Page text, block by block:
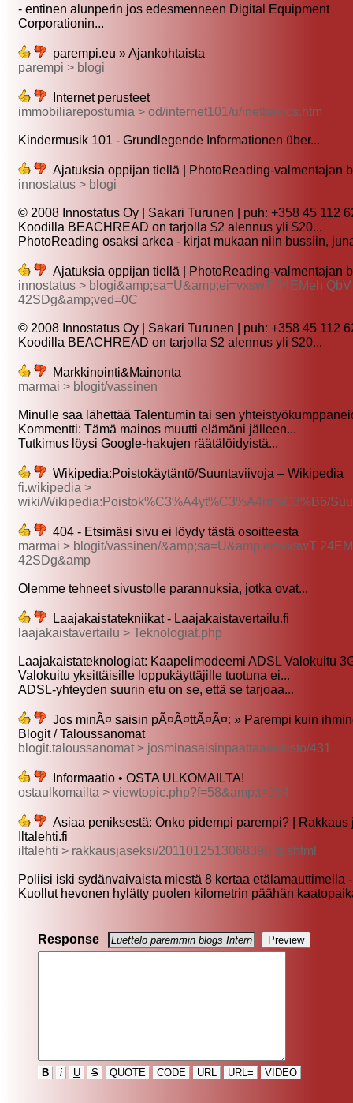
- entinen alunperin jos edesmenneen Digital Equipment
Corporationin...
parempi.eu » Ajankohtaista
parempi > blogi
Internet perusteet
immobiliarepostumia > od/internet101/u/inetbasics.htm
Kindermusik 101 - Grundlegende Informationen über...
Ajatuksia oppijan tiellä | PhotoReading-valmentajan
innostatus > blogi
© 2008 Innostatus Oy | Sakari Turunen | puh: +358 45 112
Koodilla BEACHREAD on tarjolla $2 alennus yli $20...
PhotoReading osaksi arkea - kirjat mukaan niin bussiin,
Ajatuksia oppijan tiellä | PhotoReading-valmentajan
innostatus > blogi&amp;sa=U&amp;ei=vxswT 24EMeh QbV
42SDg&amp;ved=0C
© 2008 Innostatus Oy | Sakari Turunen | puh: +358 45 112
Koodilla BEACHREAD on tarjolla $2 alennus yli $20...
Markkinointi&Mainonta
marmai > blogit/vassinen
Minulle saa lähettää Talentumin tai sen
Kommentti: Tämä mainos muutti elämäni jälleen...
Tutkimus löysi Google-hakujen räätälöidyistä...
Wikipedia:Poistokäytäntö/Suuntaviivoja – Wikipedia
fi.wikipedia >
wiki/Wikipedia:Poistok%C3%A4yt%C3%A4nt%C3%B6/
404 - Etsimäsi sivu ei löydy tästä osoitteesta
marmai > blogit/vassinen/&amp;sa=U&amp;ei=vxswT
42SDg&amp
Olemme tehneet sivustolle parannuksia, jotka ovat...
Laajakaistatekniikat - Laajakaistavertailu.fi
laajakaistavertailu > Teknologiat.php
Laajakaistateknologiat: Kaapelimodeemi ADSL Valokuitu
Valokuitu yksittäisille loppukäyttäjille tuotuna ei...
ADSL-yhteyden suurin etu on se, että se tarjoaa...
Jos minÃ¤ saisin pÃ¤Ã¤ttÃ¤Ã¤: » Parempi kuin
Blogit / Taloussanomat
blogit.taloussanomat > josminasaisinpaattaa/arkisto/431
Informaatio • OSTA ULKOMAILTA!
ostaulkomailta > viewtopic.php?f=58&amp;t=354
Asiaa peniksestä: Onko pidempi parempi? | Rakkaus
Iltalehti.fi
iltalehti > rakkausjaseksi/2011012513068398 lz.shtml
Poliisi iski sydänvaivaista miestä 8 kertaa etälamauttimella
Kuollut hevonen hylätty puolen kilometrin päähän
Response
B i U S QUOTE CODE URL URL= VIDEO